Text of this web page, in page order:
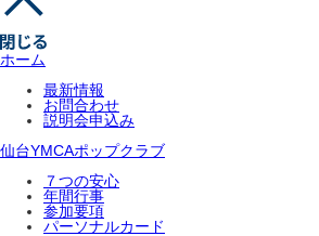
ホーム
最新情報
お問合わせ
説明会申込み
仙台YMCAポップクラブ
７つの安心
年間行事
参加要項
パーソナルカード